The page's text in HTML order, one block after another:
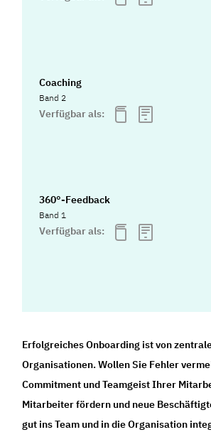
Coaching
Band 2
Verfügbar als:
360°-Feedback
Band 1
Verfügbar als:
Erfolgreiches Onboarding ist von
Organisationen. Wollen Sie Fehler
Commitment und Teamgeist Ihrer
Mitarbeiter fördern und neue
gut ins Team und in die Organisation